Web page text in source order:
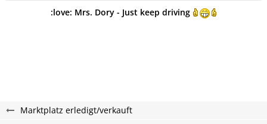
:love: Mrs. Dory - Just keep driving
Marktplatz erledigt/verkauft